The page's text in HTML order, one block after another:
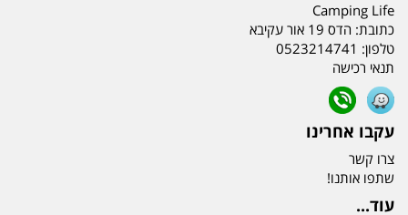
Camping Life
כתובת: הדס 19 אור עקיבא
טלפון: 0523214741
תנאי רכישה
עקבו אחרינו
צרו קשר
שתפו אותנו!
עוד...